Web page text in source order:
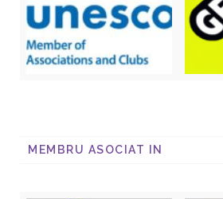
MEMBRU ASOCIAT IN